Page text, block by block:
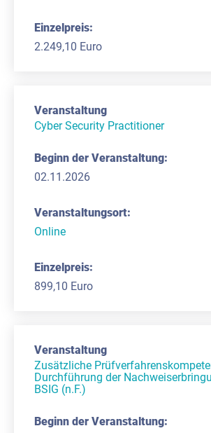
2.249,10 Euro
Cyber Security Practitioner
02.11.2026
Online
899,10 Euro
Zusätzliche
Durchführung der
BSIG (n.F.)